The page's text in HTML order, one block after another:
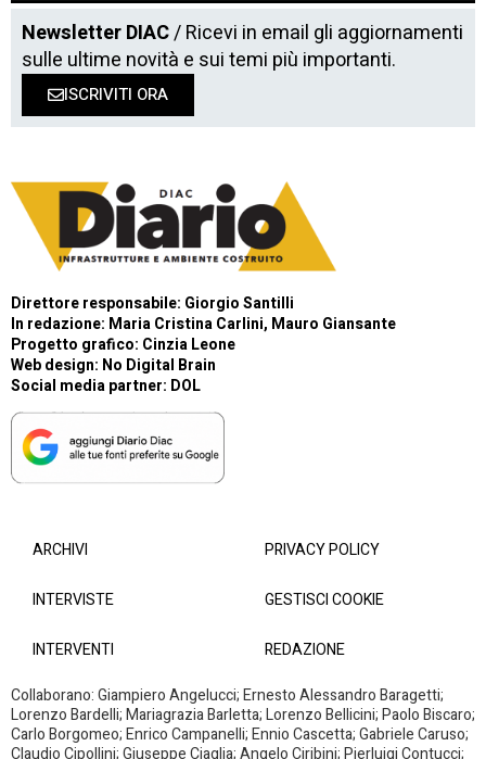
Newsletter DIAC/ Ricevi in email gli aggiornamenti
sulle ultime novità e sui temi più importanti.
ISCRIVITI ORA
Direttore responsabile: Giorgio Santilli
In redazione: Maria Cristina Carlini, Mauro Giansante
Progetto grafico: Cinzia Leone
Web design: No Digital Brain
Social media partner: DOL
ARCHIVI
INTERVISTE
INTERVENTI
PRIVACY POLICY
GESTISCI COOKIE
REDAZIONE
Collaborano: Giampiero Angelucci; Ernesto Alessandro Baragetti;
Lorenzo Bardelli; Mariagrazia Barletta; Lorenzo Bellicini; Paolo Biscaro;
Carlo Borgomeo; Enrico Campanelli; Ennio Cascetta; Gabriele Caruso;
Claudio Cipollini; Giuseppe Ciaglia; Angelo Ciribini; Pierluigi Contucci;